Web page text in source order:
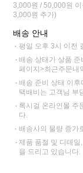
3,000원 / 50,000원
3,000원 추가)
배송 안내
평일 오후 3시 이전
배송 상태가 상품
페이지>최근주문내
배송 준비 상태 이
택배비는 고객님 부
록시걸 온라인몰 주
다.
배송사의 물량 증가
제품 품절 및 디테
을 드리고 있습니다.